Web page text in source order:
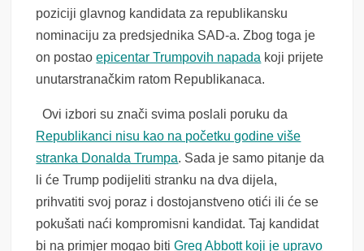
poziciji glavnog kandidata za republikansku
nominaciju za predsjednika SAD-a. Zbog toga je
on postaoepicentar Trumpovih napada koji prijete
unutarstranačkim ratom Republikanaca.
Ovi izbori su znači svima poslali poruku da
Republikanci nisu kao na početku godine više
stranka Donalda Trumpa. Sada je samo pitanje da
li će Trump podijeliti stranku na dva dijela,
prihvatiti svoj poraz i dostojanstveno otići ili će se
pokušati naći kompromisni kandidat. Taj kandidat
bi na primjer mogao bitiGreg Abbott koji je upravo